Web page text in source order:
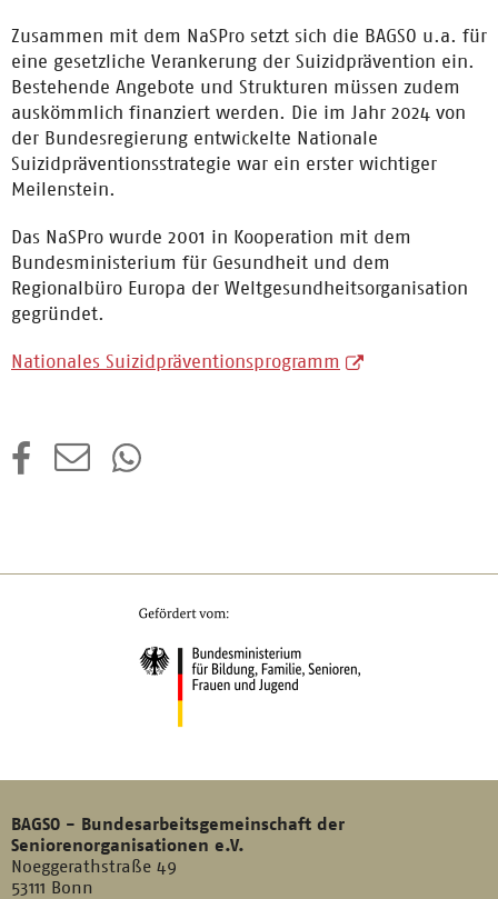
Zusammen mit dem NaSPro setzt sich die BAGSO u.a. für
eine gesetzliche Verankerung der Suizidprävention ein.
Bestehende Angebote und Strukturen müssen zudem
auskömmlich finanziert werden. Die im Jahr 2024 von
der Bundesregierung entwickelte Nationale
Suizidpräventionsstrategie war ein erster wichtiger
Meilenstein.
Das NaSPro wurde 2001 in Kooperation mit dem
Bundesministerium für Gesundheit und dem
Regionalbüro Europa der Weltgesundheitsorganisation
gegründet.
Nationales Suizidpräventionsprogramm
BAGSO - Bundesarbeitsgemeinschaft der
Seniorenorganisationen e.V.
Noeggerathstraße 49
53111 Bonn